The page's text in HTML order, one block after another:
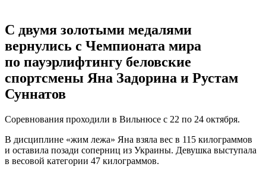
С двумя золотыми медалями
вернулись с Чемпионата мира
по пауэрлифтингу беловские
спортсмены Яна Задорина и Рустам
Суннатов
Соревнования проходили в Вильнюсе с 22 по 24 октября.
В дисциплине «жим лежа» Яна взяла вес в 115 килограммов
и оставила позади соперниц из Украины. Девушка выступала
в весовой категории 47 килограммов.